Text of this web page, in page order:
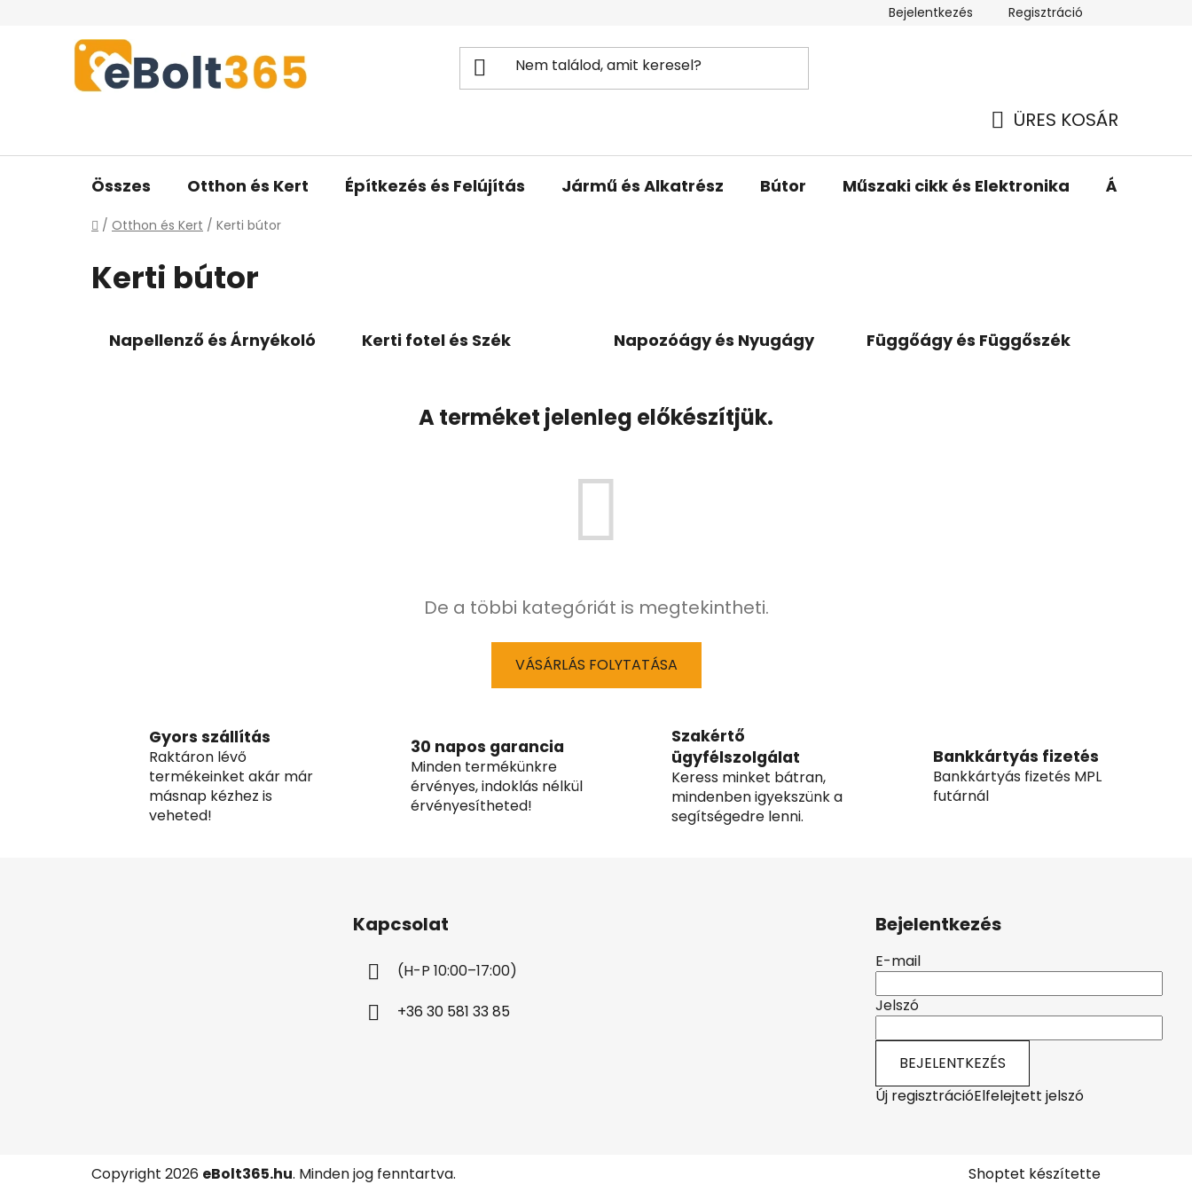
Bejelentkezés Regisztráció
ÜRES KOSÁR
Összes Otthon és Kert Építkezés és Felújítás Jármű és Alkatrész Bútor Műszaki cikk és Elektronika
Kezdőlap
/ Otthon és Kert / Kerti bútor
Kerti bútor
Napellenző és Árnyékoló Kerti fotel és Szék Napozóágy és Nyugágy Függőágy és Függőszék
A terméket jelenleg előkészítjük.
De a többi kategóriát is megtekintheti.
VÁSÁRLÁS FOLYTATÁSA
Gyors szállítás
Raktáron lévő
termékeinket akár már
másnap kézhez is
veheted!
30 napos garancia
Minden termékünkre
érvényes, indoklás nélkül
érvényesítheted!
Szakértő
ügyfélszolgálat
Keress minket bátran,
mindenben igyekszünk a
segítségedre lenni.
Bankkártyás fizetés
Bankkártyás fizetés MPL
futárnál
Kapcsolat
(H-P 10:00–17:00)
+36 30 581 33 85
Bejelentkezés
E-mail
Jelszó
BEJELENTKEZÉS
Új regisztrációElfelejtett jelszó
Shoptet készítette
Copyright 2026 eBolt365.hu. Minden jog fenntartva.